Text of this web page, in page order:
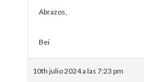
Abrazos,
Bei
10th julio 2024 a las 7:23 pm